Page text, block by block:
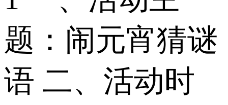
题：闹元宵猜谜
语 二、活动时